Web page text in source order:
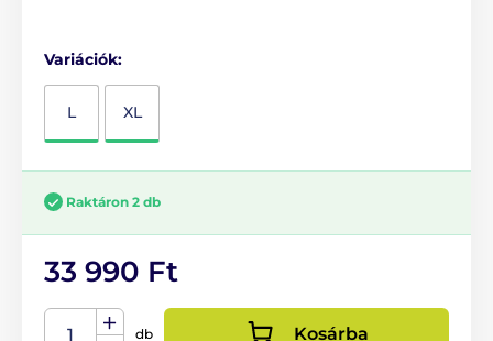
Variációk:
L XL
Raktáron 2 db
33 990 Ft
db Kosárba